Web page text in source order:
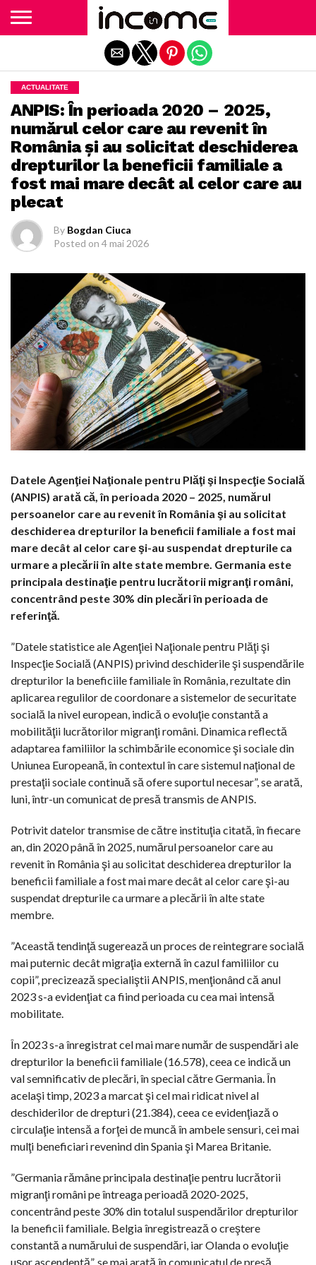
ACTUALITATE
ANPIS: În perioada 2020 – 2025,
numărul celor care au revenit în
România şi au solicitat deschiderea
drepturilor la beneficii familiale a
fost mai mare decât al celor care au
plecat
By Bogdan Ciuca
Posted on 4 mai 2026
Datele Agenţiei Naţionale pentru Plăţi şi Inspecţie Socială
(ANPIS) arată că, în perioada 2020 – 2025, numărul
persoanelor care au revenit în România şi au solicitat
deschiderea drepturilor la beneficii familiale a fost mai
mare decât al celor care şi-au suspendat drepturile ca
urmare a plecării în alte state membre. Germania este
principala destinaţie pentru lucrătorii migranţi români,
concentrând peste 30% din plecări în perioada de
referinţă.
”Datele statistice ale Agenţiei Naţionale pentru Plăţi şi
Inspecţie Socială (ANPIS) privind deschiderile şi suspendările
drepturilor la beneficiile familiale în România, rezultate din
aplicarea regulilor de coordonare a sistemelor de securitate
socială la nivel european, indică o evoluţie constantă a
mobilităţii lucrătorilor migranţi români. Dinamica reflectă
adaptarea familiilor la schimbările economice şi sociale din
Uniunea Europeană, în contextul în care sistemul naţional de
prestaţii sociale continuă să ofere suportul necesar”, se arată,
luni, într-un comunicat de presă transmis de ANPIS.
Potrivit datelor transmise de către instituţia citată, în fiecare
an, din 2020 până în 2025, numărul persoanelor care au
revenit în România şi au solicitat deschiderea drepturilor la
beneficii familiale a fost mai mare decât al celor care şi-au
suspendat drepturile ca urmare a plecării în alte state
membre.
”Această tendinţă sugerează un proces de reintegrare socială
mai puternic decât migraţia externă în cazul familiilor cu
copii”, precizează specialiştii ANPIS, menţionând că anul
2023 s-a evidenţiat ca fiind perioada cu cea mai intensă
mobilitate.
În 2023 s-a înregistrat cel mai mare număr de suspendări ale
drepturilor la beneficii familiale (16.578), ceea ce indică un
val semnificativ de plecări, în special către Germania. În
acelaşi timp, 2023 a marcat şi cel mai ridicat nivel al
deschiderilor de drepturi (21.384), ceea ce evidenţiază o
circulaţie intensă a forţei de muncă în ambele sensuri, cei mai
mulţi beneficiari revenind din Spania şi Marea Britanie.
”Germania rămâne principala destinaţie pentru lucrătorii
migranţi români pe întreaga perioadă 2020-2025,
concentrând peste 30% din totalul suspendărilor drepturilor
la beneficii familiale. Belgia înregistrează o creştere
constantă a numărului de suspendări, iar Olanda o evoluţie
uşor ascendentă”, se mai arată în comunicatul de presă.
Exit mobile version